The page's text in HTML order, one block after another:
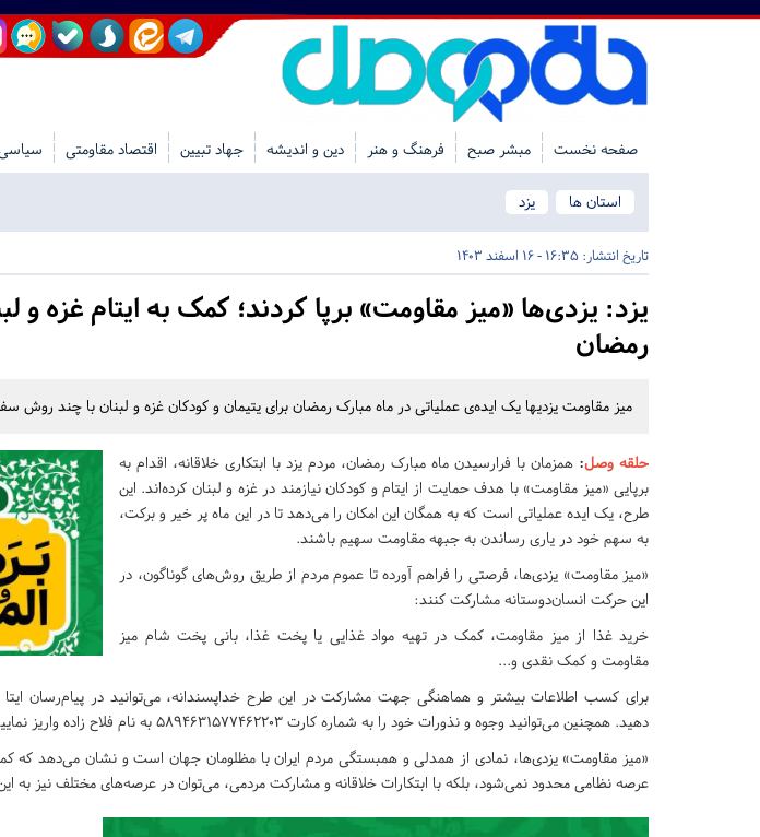
صفحه نخست مبشر صبح فرهنگ و هنر دین و اندیشه جهاد تبیین اقتصاد مقاومتی
استان ها یزد
تاریخ انتشار: 16:35 - 16 اسفند 1403
یزد: یزدی‌ها «میز مقاومت» برپا کردند؛ کمک به ایتام غزه و
رمضان
میز مقاومت یزدیها یک ایده‌ی عملیاتی در ماه مبارک رمضان برای یتیمان و کودکان غزه و لبنان با چند روش
حلقه وصل: همزمان با فرارسیدن ماه مبارک رمضان، مردم یزد با ابتکاری خلاقانه، اقدام به
برپایی «میز مقاومت» با هدف حمایت از ایتام و کودکان نیازمند در غزه و لبنان کرده‌اند. این
طرح، یک ایده عملیاتی است که به همگان این امکان را می‌دهد تا در این ماه پر خیر و برکت،
به سهم خود در یاری رساندن به جبهه مقاومت سهیم باشند.
«میز مقاومت» یزدی‌ها، فرصتی را فراهم آورده تا عموم مردم از طریق روش‌های گوناگون، در
این حرکت انسان‌دوستانه مشارکت کنند:
خرید غذا از میز مقاومت، کمک در تهیه مواد غذایی یا پخت غذا، بانی پخت شام میز
مقاومت و کمک نقدی و...
دهید. همچنین می‌توانید وجوه و نذورات خود را به شماره کارت 5894631577462203 به نام فلاح زاده واریز نمایید.
«میز مقاومت» یزدی‌ها، نمادی از همدلی و همبستگی مردم ایران با مظلومان جهان است و نشان می‌دهد که
عرصه نظامی محدود نمی‌شود، بلکه با ابتکارات خلاقانه و مشارکت مردمی، می‌توان در عرصه‌های مختلف نیز به